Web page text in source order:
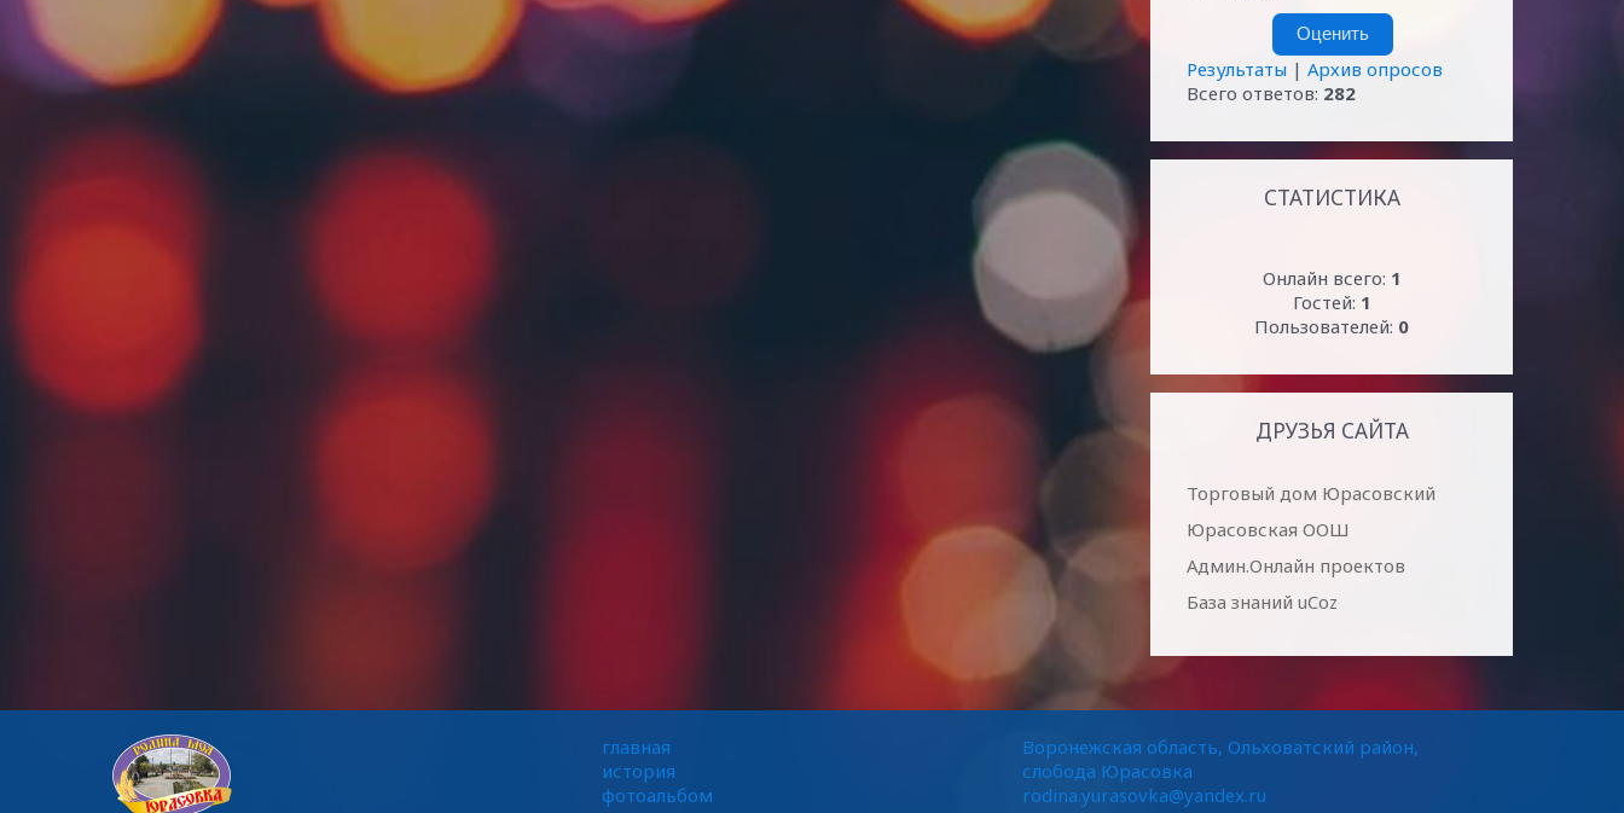
Результаты | Архив опросов
Всего ответов: 282
СТАТИСТИКА
Онлайн всего: 1
Гостей: 1
Пользователей: 0
ДРУЗЬЯ САЙТА
Торговый дом Юрасовский
Юрасовская ООШ
Админ.Онлайн проектов
База знаний uCoz
Воронежская область, Ольховатский район,
слобода Юрасовка
rodina.yurasovka@yandex.ru
главная
история
фотоальбом